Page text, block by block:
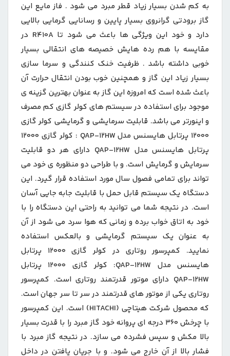
به کم شدن بسیار زیاد قطر مبرد می شود . فاز مایع این
گاز برودتی گرانروی بسیار پایین و رسانایی گرمایی بالایی
دارد و خود این ویژگی ها باعث می شود تا R۴۱۰A در
مقایسه با هم رده هایش خصیصه های انتقالی بسیار
خوبی داشته باشد . ظرفیت خنک کنندگی و سرما سازی
بسیار زیاد این گاز و همچنین خوب بودن انتقال حرارت آن
باعث شده است که امروزه این گاز به عنوان بهترین گزینه ی
موجود برای استفاده در سیستم های کولر گازی کم مصرف
و اینورتر می باشد. قابلیت سرمایشی و گرمایشی کولر گازی
۱۲۰۰۰ پرتابل هایسنس مدل QAP-۱۲HW : کولر گازی ۱۲۰۰۰
پرتابل هایسنس مدل QAP-۱۲HW دارای هر دو قابلیت
سرمایش و گرمایش است. و با طراحی دو منظوره ی خود می
تواند برای تمامی فصول سال مورد استفاده قرار گیرد. این
دستگاه یک سیستم قابل حمل با قابلیت جابه جایی آسان
است. در نتیجه شما می توانید به راحتی این دستگاه را با
خود به اتاق خواب برده و زمانی که هوا سرد می شود از آن
به عنوان یک سیستم گرمایشی و بالعکس استفاده
نمایید. کمپرسور روتاری در کولر گازی ۱۲۰۰۰ پرتابل
هایسنس مدل QAP-۱۲HW: کولر گازی ۱۲۰۰۰ پرتابل
QAP-۱۲HW دارای موتور قدرتمند روتاری است. کمپرسور
روتاری یکی از موتور های قدرتمند در سر تا سر جهان است.
که محصول شرکت هیتاچی (HITACHI) است. این کمپرسور
با چرخش ۳۶۰ درجه ای پروانه خود گاز مبرد را با قدرت بسیار
بالا مکش و سپس فشرده می سازد. در نتیجه گاز مبرد با
فشار بالا از آن خارج می شود. و با جریان یافتن در داخل